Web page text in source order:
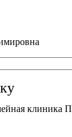
клиника